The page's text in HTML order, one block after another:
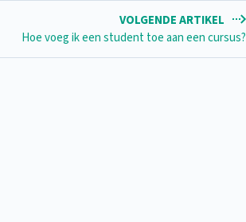
VOLGENDE ARTIKEL
Hoe voeg ik een student toe aan een cursus?